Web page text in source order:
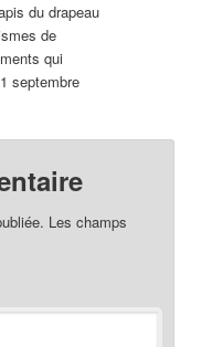
du drapeau
de
qui
septembre
Les champs